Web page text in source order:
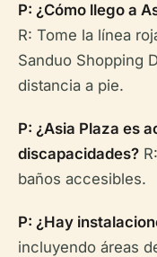
P: ¿Cómo llego a
R: Tome la línea
Sanduo Shopping
distancia a pie.
P: ¿Asia Plaza es
discapacidades?
baños accesibles.
P: ¿Hay
incluyendo áreas